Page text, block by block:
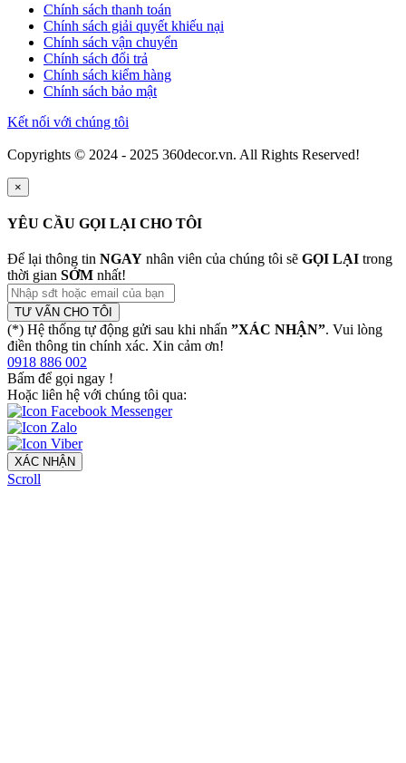
Chính sách thanh toán
Chính sách giải quyết khiếu nại
Chính sách vận chuyển
Chính sách đổi trả
Chính sách kiểm hàng
Chính sách bảo mật
Kết nối với chúng tôi
Copyrights © 2024 - 2025 360decor.vn. All Rights Reserved!
×
YÊU CẦU GỌI LẠI CHO TÔI
Để lại thông tin NGAY nhân viên của chúng tôi sẽ GỌI LẠI trong
thời gian SỚM nhất!
TƯ VẤN CHO TÔI
(*) Hệ thống tự động gửi sau khi nhấn ”XÁC NHẬN”. Vui lòng
điền thông tin chính xác. Xin cảm ơn!
0918 886 002
Bấm để gọi ngay !
Hoặc liên hệ với chúng tôi qua:
XÁC NHẬN
Scroll